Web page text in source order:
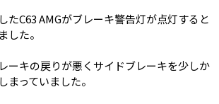
C63 AMGがブレーキ警告灯が点灯すると
した。
ーキの戻りが悪くサイドブレーキを少しか
まっていました。